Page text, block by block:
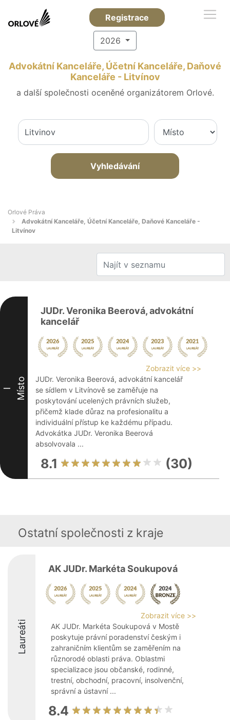
Registrace
2026
Advokátní Kanceláře, Účetní Kanceláře, Daňové
Kanceláře - Litvínov
a další společnosti oceněné organizátorem Orlové.
Vyhledávání
Orlové Práva
Advokátní Kanceláře, Účetní Kanceláře, Daňové Kanceláře -
Litvínov
I Místo
JUDr. Veronika Beerová, advokátní
kancelář
Zobrazit více >>
JUDr. Veronika Beerová, advokátní kancelář
se sídlem v Litvínově se zaměřuje na
poskytování ucelených právních služeb,
přičemž klade důraz na profesionalitu a
individuální přístup ke každému případu.
Advokátka JUDr. Veronika Beerová
absolvovala ...
8.1 (30)
Ostatní společnosti z kraje
Laureáti
AK JUDr. Markéta Soukupová
Zobrazit více >>
AK JUDr. Markéta Soukupová v Mostě
poskytuje právní poradenství českým i
zahraničním klientům se zaměřením na
různorodé oblasti práva. Oblastmi
specializace jsou občanské, rodinné,
trestní, obchodní, pracovní, insolvenční,
správní a ústavní ...
8.4